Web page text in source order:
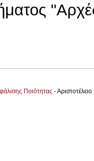
Ποιότητας -